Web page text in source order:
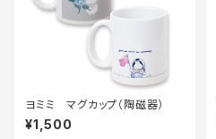
ヨミミ マグカップ（陶磁器）
¥1,500